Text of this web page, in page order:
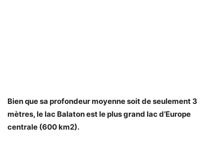
Bien que sa profondeur moyenne soit de seulement 3
mètres, le lac Balaton est le plus grand lac d’Europe
centrale (600 km2).